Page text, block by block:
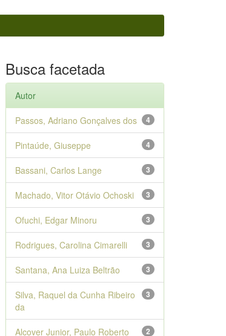
Busca facetada
Autor
4
Passos, Adriano Gonçalves dos
4
Pintaúde, Giuseppe
3
Bassani, Carlos Lange
3
Machado, Vitor Otávio Ochoski
3
Ofuchi, Edgar Minoru
3
Rodrigues, Carolina Cimarelli
3
Santana, Ana Luiza Beltrão
3
Silva, Raquel da Cunha Ribeiro
da
2
Alcover Junior, Paulo Roberto